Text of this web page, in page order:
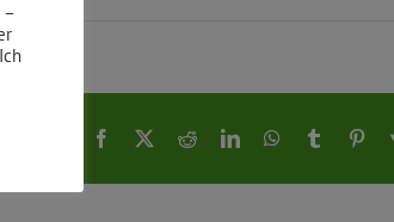
Facebook RedditLinkedInWhatsApp
Tumblr
–